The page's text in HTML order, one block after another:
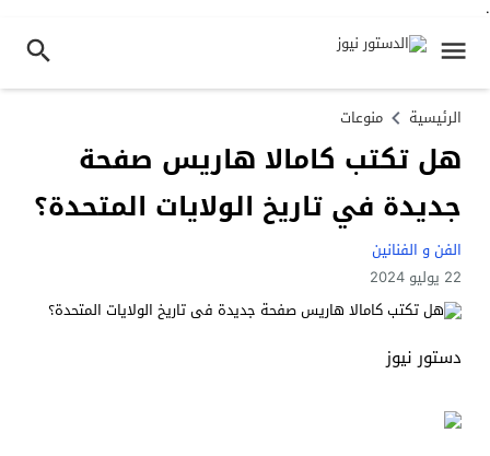
.
الرئيسية منوعات
هل تكتب كامالا هاريس صفحة
جديدة في تاريخ الولايات المتحدة؟
الفن و الفنانين
22 يوليو 2024
دستور نيوز